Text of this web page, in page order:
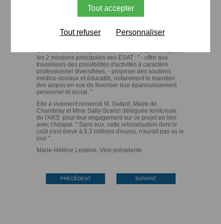
salariés assurent l'encadrement des travailleurs sur les
ateliers, l'accompagnement médico-social et les autres
services. L'agrément de l'ESAT la Thibaudière est de
autiste de 10 places. Ce chiffre de 147 travailleurs sera
les 2 missions principales des ESAT : " - offrir aux
travailleurs des possibilités d'activités à caractère
professionnel diversifiées, - proposer des soutiens
médico-sociaux et éducatifs, notamment le maintien
des acquis en vue de favoriser leur épanouissement
personnel et social. "
Elle a vivement remercié M. Gatard, Maire de
Chambray et Mme Sally-Scanzi déléguée territoriale
de l'ARS pour leur engagement sur ce projet en lien
avec l'Adapei. " Sans eux, cette relocalisation dont le
coût s'est élevé à 5,3 millions d'euros, n'aurait pas vu le
jour ".
Marie-Hélène Lespine, Vice-présidente
PRÉCÉDENT SUIVANT
Tout accepter
Tout refuser Personnaliser